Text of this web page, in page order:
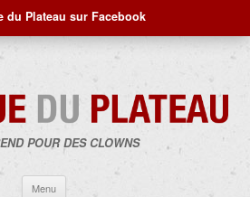
du Plateau sur Facebook
POUR DES CLOWNS
Menu